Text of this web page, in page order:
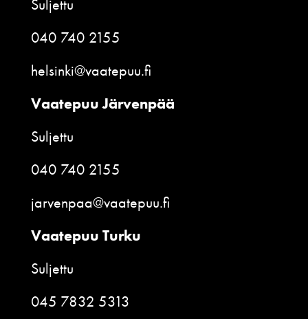
Suljettu
040 740 2155
helsinki@vaatepuu.fi
Vaatepuu Järvenpää
Suljettu
040 740 2155
jarvenpaa@vaatepuu.fi
Vaatepuu Turku
Suljettu
045 7832 5313